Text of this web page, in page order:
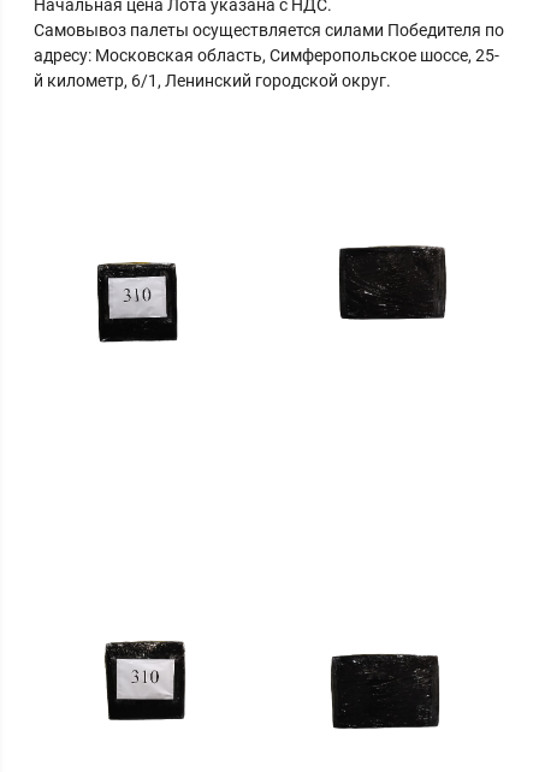
Начальная цена Лота указана с НДС.
Самовывоз палеты осуществляется силами Победителя по
адресу: Московская область, Симферопольское шоссе, 25-
й километр, 6/1, Ленинский городской округ.